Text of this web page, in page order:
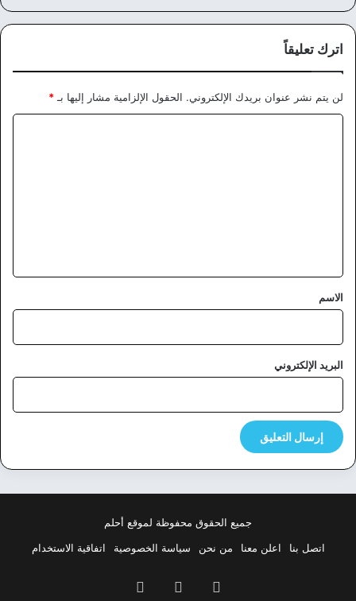
وك
اترك تعليقاً
لن يتم نشر عنوان بريدك الإلكتروني. الحقول الإلزامية مشار إليها بـ *
*
الاسم
البريد الإلكتروني
جميع الحقوق محفوظة لموقع أحلم
اتصل بنا
اعلن معنا من نحن سياسة الخصوصية اتفاقية الاستخدام
فيسبوك